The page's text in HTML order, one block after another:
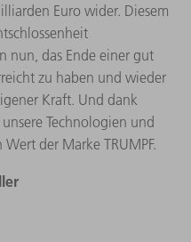
Euro wider. Diesem
nun, das Ende einer gut
zu haben und wieder
Kraft. Und dank
Technologien und
der Marke TRUMPF.